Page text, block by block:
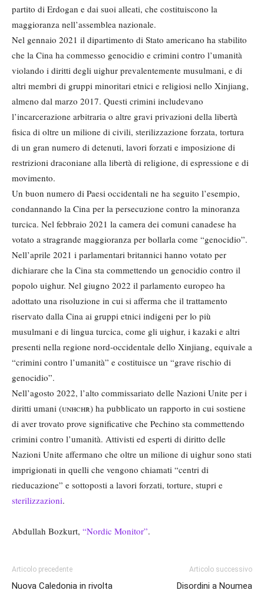
partito di Erdogan e dai suoi alleati, che costituiscono la
maggioranza nell’assemblea nazionale.
Nel gennaio 2021 il dipartimento di Stato americano ha stabilito
che la Cina ha commesso genocidio e crimini contro l’umanità
violando i diritti degli uighur prevalentemente musulmani, e di
altri membri di gruppi minoritari etnici e religiosi nello Xinjiang,
almeno dal marzo 2017. Questi crimini includevano
l’incarcerazione arbitraria o altre gravi privazioni della libertà
fisica di oltre un milione di civili, sterilizzazione forzata, tortura
di un gran numero di detenuti, lavori forzati e imposizione di
restrizioni draconiane alla libertà di religione, di espressione e di
movimento.
Un buon numero di Paesi occidentali ne ha seguito l’esempio,
condannando la Cina per la persecuzione contro la minoranza
turcica. Nel febbraio 2021 la camera dei comuni canadese ha
votato a stragrande maggioranza per bollarla come “genocidio”.
Nell’aprile 2021 i parlamentari britannici hanno votato per
dichiarare che la Cina sta commettendo un genocidio contro il
popolo uighur. Nel giugno 2022 il parlamento europeo ha
adottato una risoluzione in cui si afferma che il trattamento
riservato dalla Cina ai gruppi etnici indigeni per lo più
musulmani e di lingua turcica, come gli uighur, i kazaki e altri
presenti nella regione nord-occidentale dello Xinjiang, equivale a
“crimini contro l’umanità” e costituisce un “grave rischio di
genocidio”.
Nell’agosto 2022, l’alto commissariato delle Nazioni Unite per i
diritti umani (unhchr) ha pubblicato un rapporto in cui sostiene
di aver trovato prove significative che Pechino sta commettendo
crimini contro l’umanità. Attivisti ed esperti di diritto delle
Nazioni Unite affermano che oltre un milione di uighur sono stati
imprigionati in quelli che vengono chiamati “centri di
rieducazione” e sottoposti a lavori forzati, torture, stupri e
sterilizzazioni.
Abdullah Bozkurt, “Nordic Monitor”.
Articolo precedente
Nuova Caledonia in rivolta
Articolo successivo
Disordini a Noumea